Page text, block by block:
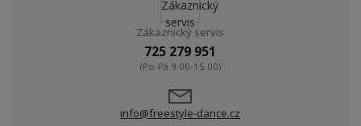
Zákaznický servis
725 279 951
(Po-Pá 9:00-15.00)
info@freestyle-dance.cz